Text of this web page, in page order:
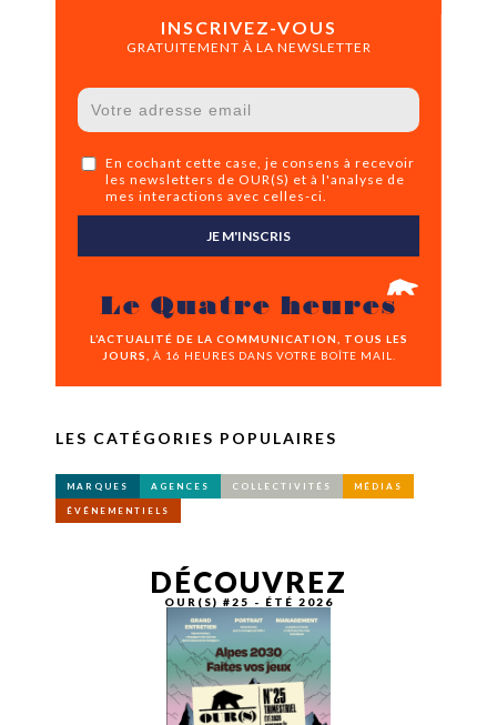
INSCRIVEZ-VOUS
GRATUITEMENT À LA NEWSLETTER
En cochant cette case, je consens à recevoir
les newsletters de OUR(S) et à l'analyse de
mes interactions avec celles-ci.
JE M'INSCRIS
Le Quatre heures
L’ACTUALITÉ DE LA COMMUNICATION, TOUS LES
JOURS,
À 16 HEURES DANS VOTRE BOÎTE MAIL.
LES CATÉGORIES POPULAIRES
MARQUES AGENCES COLLECTIVITÉS MÉDIAS
ÉVÉNEMENTIELS
DÉCOUVREZ
OUR(S) #25 - ÉTÉ 2026